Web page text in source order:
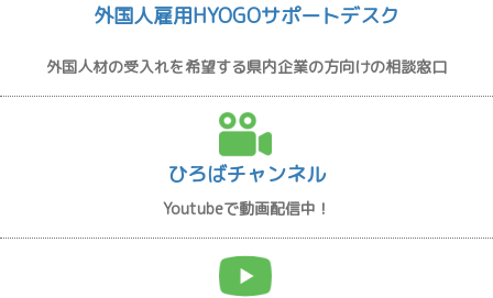
外国人雇用HYOGOサポートデスク
外国人材の受入れを希望する県内企業の方向けの相談窓口
ひろばチャンネル
Youtubeで動画配信中！